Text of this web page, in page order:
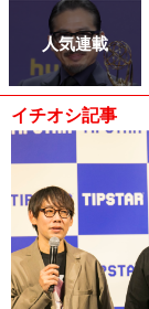
人気連載
イチオシ記事